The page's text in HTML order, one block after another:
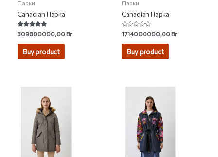
Парки
Canadian Парка
Rated
5.00
out of 5
309800000,00Br
Buy product
Парки
Canadian Парка
Rated
0
out
1714000000,00Br
Buy product